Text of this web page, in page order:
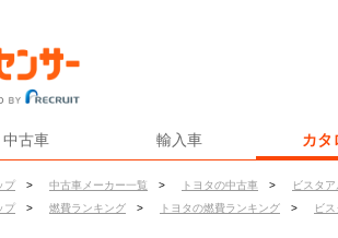
中古車 輸入車 カタ
プ > 中古車メーカー一覧 > トヨタの中古車 > ビスタ
プ
> 燃費ランキング > トヨタの燃費ランキング > ビ